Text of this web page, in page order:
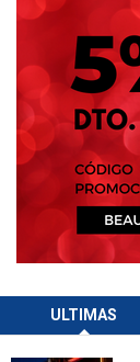
ULTIMAS